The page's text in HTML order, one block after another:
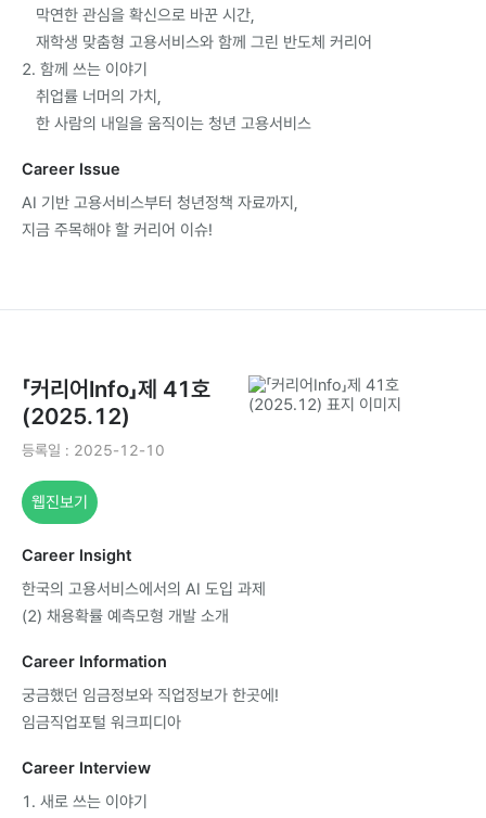
막연한관심을확신으로바꾼시간,
재학생맞춤형고용서비스와함께그린반도체커리어
2.함께쓰는이야기
취업률너머의가치,
한사람의내일을움직이는청년고용서비스
CareerIssue
AI기반고용서비스부터청년정책자료까지,
지금주목해야할커리어이슈!
「커리어Info」제41호
(2025.12)
등록일:2025-12-10
웹진보기
CareerInsight
한국의고용서비스에서의AI도입과제
(2)채용확률예측모형개발소개
CareerInformation
궁금했던임금정보와직업정보가한곳에!
임금직업포털워크피디아
CareerInterview
1.새로쓰는이야기